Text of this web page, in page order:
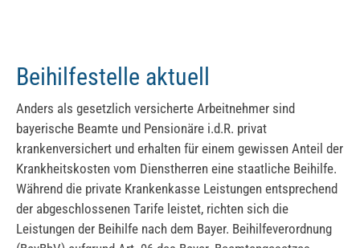
Beihilfestelle aktuell
Anders als gesetzlich versicherte Arbeitnehmer sind
bayerische Beamte und Pensionäre i.d.R. privat
krankenversichert und erhalten für einem gewissen Anteil der
Krankheitskosten vom Dienstherren eine staatliche Beihilfe.
Während die private Krankenkasse Leistungen entsprechend
der abgeschlossenen Tarife leistet, richten sich die
Leistungen der Beihilfe nach dem Bayer. Beihilfeverordnung